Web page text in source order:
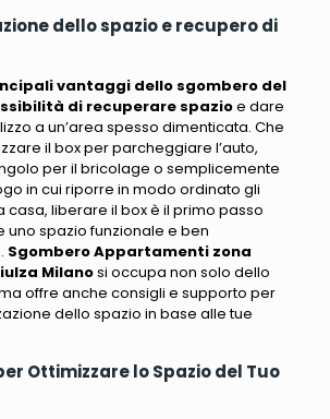
dello spazio e recupero di
vantaggi dello sgombero del
di recuperare spazioe dare
a un’area spesso dimenticata. Che
il box per parcheggiare l’auto,
per il bricolage o semplicemente
in cui riporre in modo ordinato gli
casa, liberare il box è il primo passo
uno spazio funzionale e ben
Sgombero Appartamenti zona
Milanosi occupa non solo dello
offre anche consigli e supporto per
dello spazio in base alle tue
Ottimizzare lo Spazio del Tuo